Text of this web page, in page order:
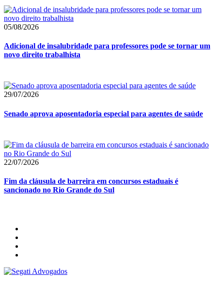
05/08/2026
Adicional de insalubridade para professores pode se tornar um
novo direito trabalhista
29/07/2026
Senado aprova aposentadoria especial para agentes de saúde
22/07/2026
Fim da cláusula de barreira em concursos estaduais é
sancionado no Rio Grande do Sul